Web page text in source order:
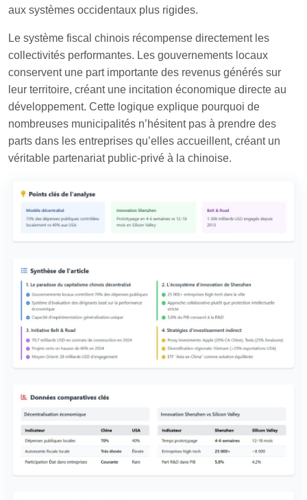
aux systèmes occidentaux plus rigides.
Le système fiscal chinois récompense directement les
collectivités performantes. Les gouvernements locaux
conservent une part importante des revenus générés sur
leur territoire, créant une incitation économique directe au
développement. Cette logique explique pourquoi de
nombreuses municipalités n’hésitent pas à prendre des
parts dans les entreprises qu’elles accueillent, créant un
véritable partenariat public-privé à la chinoise.